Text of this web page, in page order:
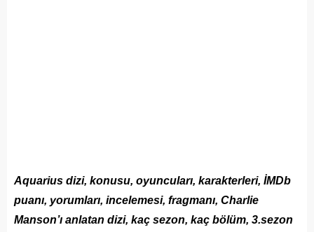
Aquarius dizi, konusu, oyuncuları, karakterleri, İMDb
puanı, yorumları, incelemesi, fragmanı, Charlie
Manson’ı anlatan dizi, kaç sezon, kaç bölüm, 3.sezon